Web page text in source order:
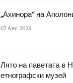
„Ахинора“ на
07 Авг. 2026
Лято на паветата в
етнографски музей